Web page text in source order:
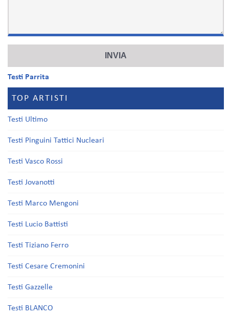
Testi Parrita
TOP ARTISTI
Testi Ultimo
Testi Pinguini Tattici Nucleari
Testi Vasco Rossi
Testi Jovanotti
Testi Marco Mengoni
Testi Lucio Battisti
Testi Tiziano Ferro
Testi Cesare Cremonini
Testi Gazzelle
Testi BLANCO